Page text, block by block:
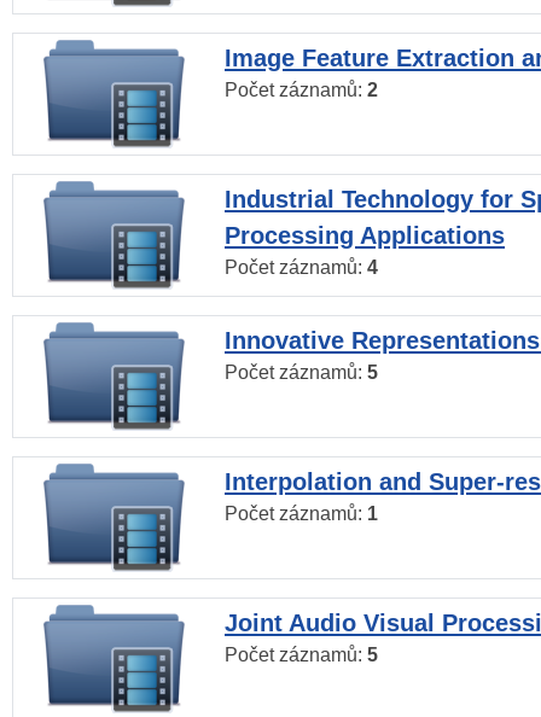
Image Feature Extraction
Počet záznamů: 2
Industrial Technology for
Processing Applications
Počet záznamů: 4
Innovative
Počet záznamů: 5
Interpolation and Super-
Počet záznamů: 1
Joint Audio Visual
Počet záznamů: 5